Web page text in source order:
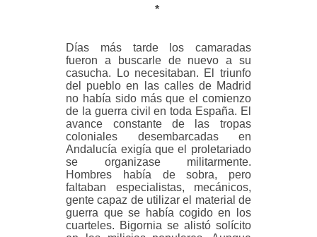
*
Días más tarde los camaradas
fueron a buscarle de nuevo a su
casucha. Lo necesitaban. El triunfo
del pueblo en las calles de Madrid
no había sido más que el comienzo
de la guerra civil en toda España. El
avance constante de las tropas
coloniales desembarcadas en
Andalucía exigía que el proletariado
se organizase militarmente.
Hombres había de sobra, pero
faltaban especialistas, mecánicos,
gente capaz de utilizar el material de
guerra que se había cogido en los
cuarteles. Bigornia se alistó solícito